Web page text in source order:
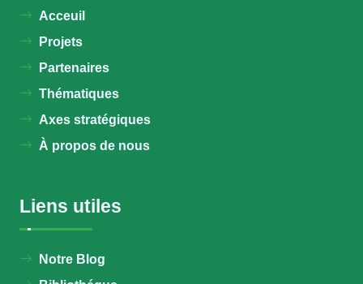
Acceuil
Projets
Partenaires
Thématiques
Axes stratégiques
À propos de nous
Liens utiles
Notre Blog